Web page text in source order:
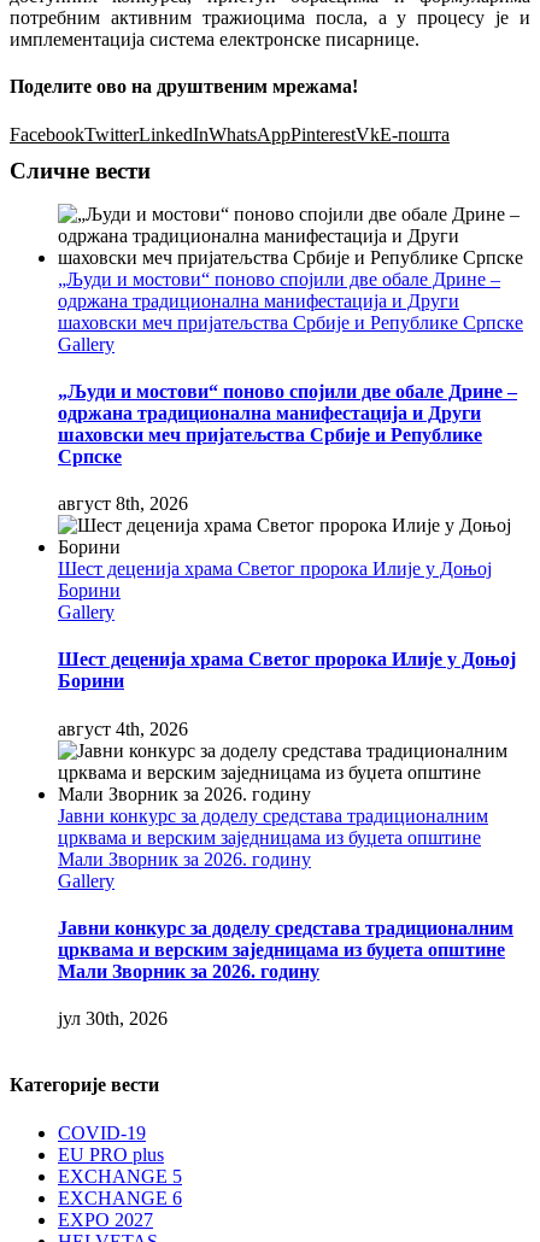
потребним активним тражиоцима посла, а у процесу је и
имплементација система електронске писарнице.
Поделите ово на друштвеним мрежама!
FacebookTwitterLinkedInWhatsAppPinterestVkЕ-пошта
Сличне вести
„Људи и мостови“ поново спојили две обале Дрине –
одржана традиционална манифестација и Други
шаховски меч пријатељства Србије и Републике Српске
Gallery
„Људи и мостови“ поново спојили две обале Дрине –
одржана традиционална манифестација и Други
шаховски меч пријатељства Србије и Републике
Српске
август 8th, 2026
Шест деценија храма Светог пророка Илије у Доњој
Борини
Gallery
Шест деценија храма Светог пророка Илије у Доњој
Борини
август 4th, 2026
Јавни конкурс за доделу средстава традиционалним
црквама и верским заједницама из буџета општине
Мали Зворник за 2026. годину
Gallery
Јавни конкурс за доделу средстава традиционалним
црквама и верским заједницама из буџета општине
Мали Зворник за 2026. годину
јул 30th, 2026
Категорије вести
COVID-19
EU PRO plus
EXCHANGE 5
EXCHANGE 6
EXPO 2027